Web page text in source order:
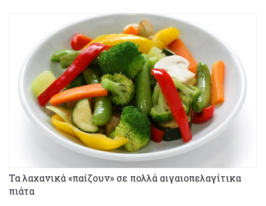
Τα λαχανικά «παίζουν» σε πολλά αιγαιοπελαγίτικα
πιάτα